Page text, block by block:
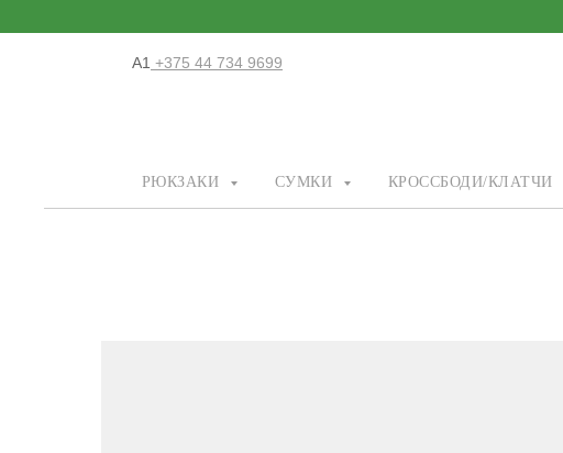
А1 +375 44 734 9699
РЮКЗАКИ СУМКИ КРОССБОДИ/КЛАТЧИ